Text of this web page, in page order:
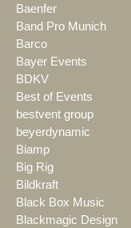
Baenfer
Band Pro Munich
Barco
Bayer Events
BDKV
Best of Events
bestvent group
beyerdynamic
Biamp
Big Rig
Bildkraft
Black Box Music
Blackmagic Design